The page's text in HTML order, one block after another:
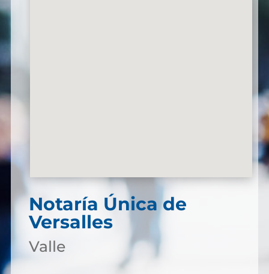
Notaría Única de
Versalles
Valle